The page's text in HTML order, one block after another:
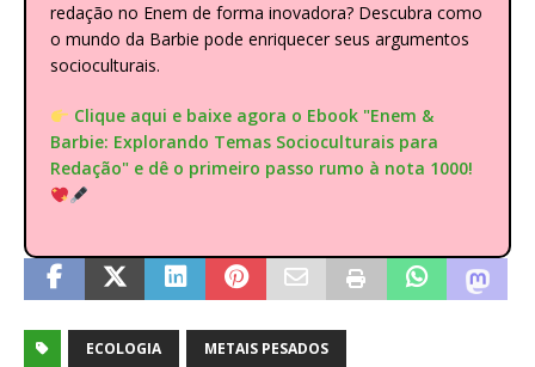
redação no Enem de forma inovadora? Descubra como
o mundo da Barbie pode enriquecer seus argumentos
socioculturais.
Clique aqui e baixe agora o Ebook "Enem &
Barbie: Explorando Temas Socioculturais para
Redação" e dê o primeiro passo rumo à nota 1000!
ECOLOGIA METAIS PESADOS